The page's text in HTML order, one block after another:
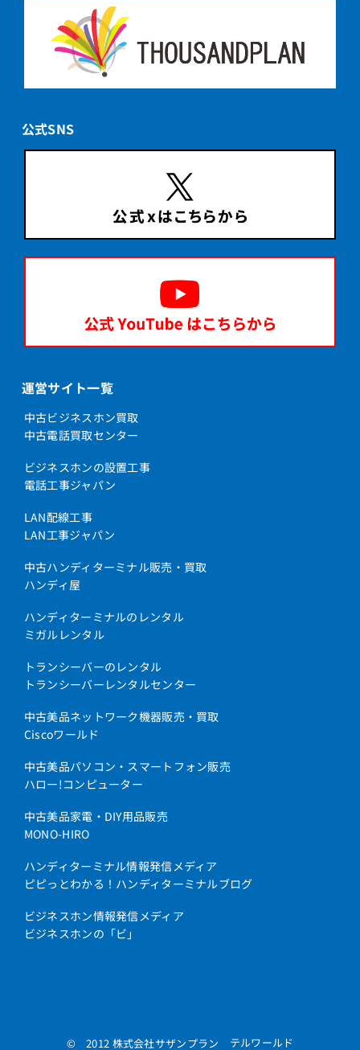
公式SNS
運営サイト一覧
中古ビジネスホン買取
中古電話買取センター
ビジネスホンの設置工事
電話工事ジャパン
LAN配線工事
LAN工事ジャパン
中古ハンディターミナル販売・買取
ハンディ屋
ハンディターミナルのレンタル
ミガルレンタル
トランシーバーのレンタル
トランシーバーレンタルセンター
中古美品ネットワーク機器販売・買取
Ciscoワールド
中古美品パソコン・スマートフォン販売
ハロー!コンピューター
中古美品家電・DIY用品販売
MONO-HIRO
ハンディターミナル情報発信メディア
ピピっとわかる！ハンディターミナルブログ
ビジネスホン情報発信メディア
ビジネスホンの「ビ」
© 2012 株式会社サザンプラン テルワールド